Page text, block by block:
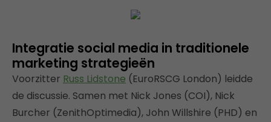
Integratie social media in traditionele
marketing strategieën
Voorzitter Russ Lidstone (EuroRSCG London) leidde
de discussie. Samen met Nick Jones (COI), Nick
Burcher (ZenithOptimedia), John Willshire (PHD) en